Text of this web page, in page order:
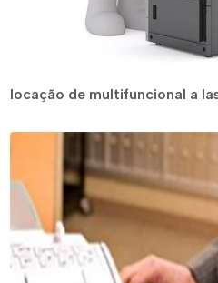
locação de multifuncional a